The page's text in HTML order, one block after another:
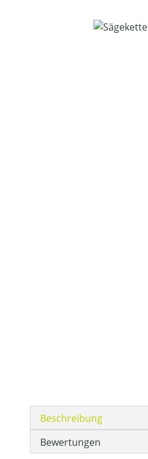
Bildergalerie überspringen
Beschreibung
Bewertungen